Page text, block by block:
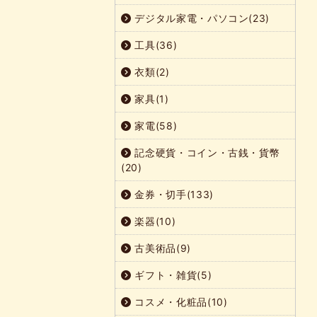
デジタル家電・パソコン(23)
工具(36)
衣類(2)
家具(1)
家電(58)
記念硬貨・コイン・古銭・貨幣
(20)
金券・切手(133)
楽器(10)
古美術品(9)
ギフト・雑貨(5)
コスメ・化粧品(10)